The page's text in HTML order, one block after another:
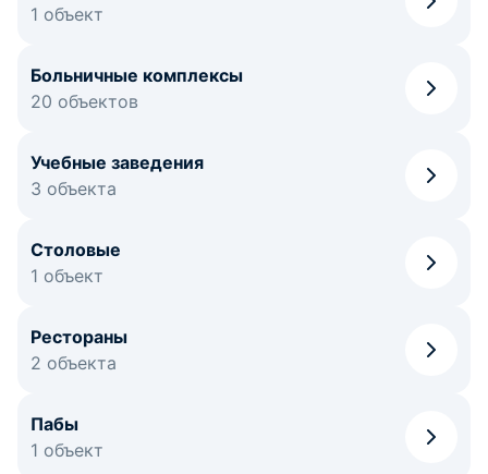
1 объект
Больничные комплексы
20 объектов
Учебные заведения
3 объекта
Столовые
1 объект
Рестораны
2 объекта
Пабы
1 объект